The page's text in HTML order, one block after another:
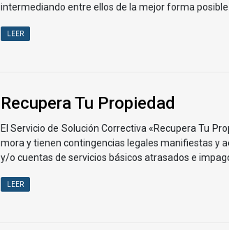
intermediando entre ellos de la mejor forma posible.
LEER
Recupera Tu Propiedad
El Servicio de Solución Correctiva «Recupera Tu
mora y tienen contingencias legales manifiestas y
y/o cuentas de servicios básicos atrasados e
LEER